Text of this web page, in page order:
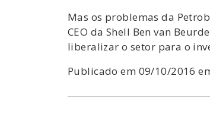
Mas os problemas da
CEO da Shell Ben van
liberalizar o setor para o
Publicado em 09/10/2016